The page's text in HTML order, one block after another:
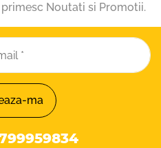
Noutati si Promotii.
ma